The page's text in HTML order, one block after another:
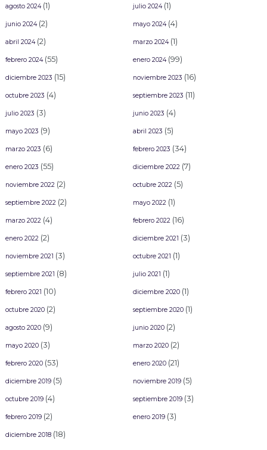
agosto 2024(1) julio 2024(1)
junio 2024(2) mayo 2024(4)
abril 2024(2) marzo 2024(1)
febrero 2024(55) enero 2024(99)
diciembre 2023 (15) noviembre 2023 (16)
octubre 2023 (4) septiembre 2023 (11)
julio 2023 (3) junio 2023 (4)
mayo 2023 (9) abril 2023 (5)
marzo 2023 (6) febrero 2023 (34)
enero 2023 (55) diciembre 2022 (7)
noviembre 2022 (2) octubre 2022 (5)
septiembre 2022 (2) mayo 2022 (1)
marzo 2022 (4) febrero 2022 (16)
enero 2022 (2) diciembre 2021 (3)
noviembre 2021 (3) octubre 2021 (1)
septiembre 2021 (8) julio 2021 (1)
febrero 2021 (10) diciembre 2020(1)
octubre 2020(2) septiembre 2020(1)
agosto 2020(9) junio 2020(2)
mayo 2020(3) marzo 2020(2)
febrero 2020(53) enero 2020(21)
diciembre 2019(5) noviembre 2019(5)
octubre 2019(4) septiembre 2019(3)
febrero 2019(2) enero 2019(3)
diciembre 2018(18)